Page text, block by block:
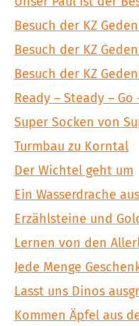
Besuch der KZ
Besuch der KZ
Besuch der KZ
Ready – Steady – Go
Super Socken von
Turmbau zu Korntal
Der Wichtel geht um
Ein Wasserdrache
Erzählsteine und
Lernen von den
Jede Menge
Lasst uns Dinos
Kommen Äpfel aus